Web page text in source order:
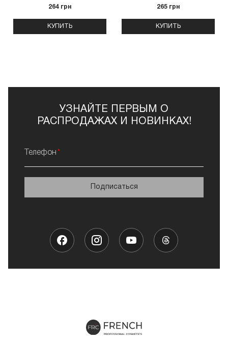
264 грн
КУПИТЬ
265 грн
КУПИТЬ
УЗНАЙТЕ ПЕРВЫМ О
РАСПРОДАЖАХ И НОВИНКАХ!
Телефон
Подписаться